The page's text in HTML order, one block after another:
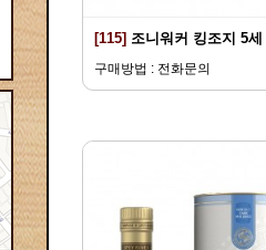
[115] 조니워커 킹조지 5세
구매방법 : 전화문의